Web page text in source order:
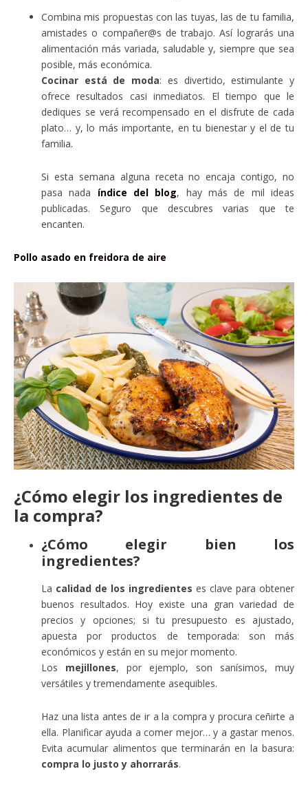
Combina mis propuestas con las tuyas, las de tu familia,
amistades o compañer@s de trabajo. Así lograrás una
alimentación más variada, saludable y, siempre que sea
posible, más económica.
Cocinar está de moda: es divertido, estimulante y
ofrece resultados casi inmediatos. El tiempo que le
dediques se verá recompensado en el disfrute de cada
plato… y, lo más importante, en tu bienestar y el de tu
familia.
Si esta semana alguna receta no encaja contigo, no
pasa nada índice del blog, hay más de mil ideas
publicadas. Seguro que descubres varias que te
encanten.
Pollo asado en freidora de aire
¿Cómo elegir los ingredientes de
la compra?
¿Cómo elegir bien los
ingredientes?
La calidad de los ingredientes es clave para obtener
buenos resultados. Hoy existe una gran variedad de
precios y opciones; si tu presupuesto es ajustado,
apuesta por productos de temporada: son más
económicos y están en su mejor momento.
Los mejillones, por ejemplo, son sanísimos, muy
versátiles y tremendamente asequibles.
Haz una lista antes de ir a la compra y procura ceñirte a
ella. Planificar ayuda a comer mejor… y a gastar menos.
Evita acumular alimentos que terminarán en la basura:
compra lo justo y ahorrarás.